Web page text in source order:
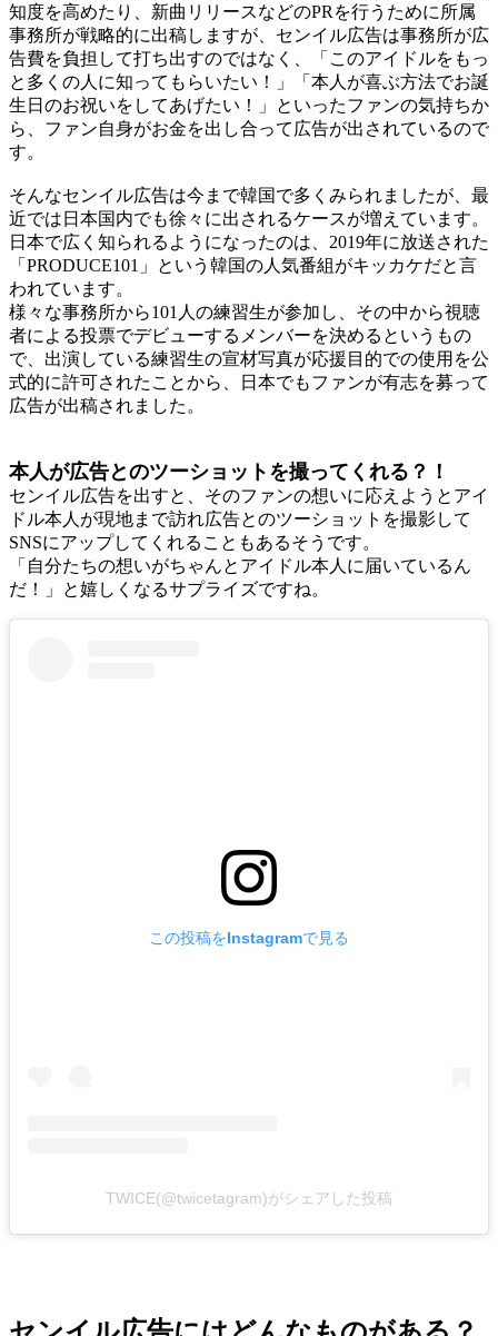
知度を高めたり、新曲リリースなどのPRを行うために所属
事務所が戦略的に出稿しますが、センイル広告は事務所が広
告費を負担して打ち出すのではなく、「このアイドルをもっ
と多くの人に知ってもらいたい！」「本人が喜ぶ方法でお誕
生日のお祝いをしてあげたい！」といったファンの気持ちか
ら、ファン自身がお金を出し合って広告が出されているので
す。
そんなセンイル広告は今まで韓国で多くみられましたが、最
近では日本国内でも徐々に出されるケースが増えています。
日本で広く知られるようになったのは、2019年に放送された
「PRODUCE101」という韓国の人気番組がキッカケだと言
われています。
様々な事務所から101人の練習生が参加し、その中から視聴
者による投票でデビューするメンバーを決めるというもの
で、出演している練習生の宣材写真が応援目的での使用を公
式的に許可されたことから、日本でもファンが有志を募って
広告が出稿されました。
本人が広告とのツーショットを撮ってくれる？！
センイル広告を出すと、そのファンの想いに応えようとアイ
ドル本人が現地まで訪れ広告とのツーショットを撮影して
SNSにアップしてくれることもあるそうです。
「自分たちの想いがちゃんとアイドル本人に届いているん
だ！」と嬉しくなるサプライズですね。
この投稿をInstagramで見る
TWICE(@twicetagram)がシェアした投稿